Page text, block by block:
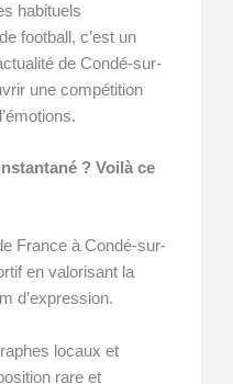
habituels
football, c’est un
de Condé-sur-
une compétition
? Voilà ce
France à Condé-sur-
en valorisant la
d’expression.
locaux et
rare et